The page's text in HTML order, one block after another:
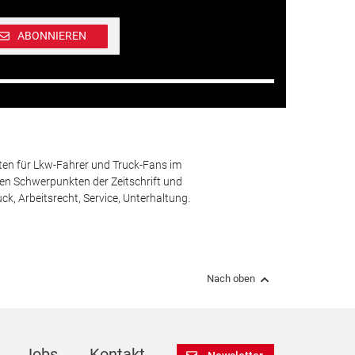
ABONNIEREN
für Lkw-Fahrer und Truck-Fans im
Schwerpunkten der Zeitschrift und
Arbeitsrecht, Service, Unterhaltung.
Nach oben